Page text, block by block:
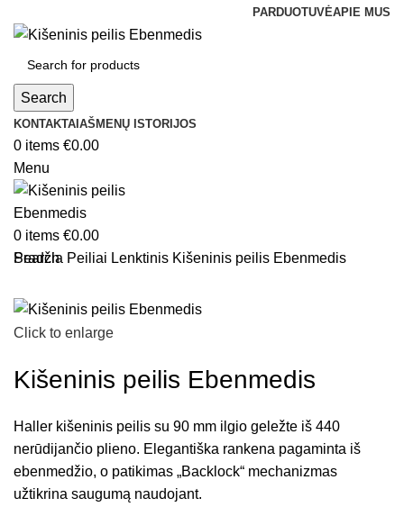
PARDUOTUVĖAPIE MUS
Search
KONTAKTAI AŠMENŲ ISTORIJOS
0 items €0.00
Menu
0 items €0.00
Search
Pradžia Peiliai Lenktinis Kišeninis peilis Ebenmedis
Click to enlarge
Kišeninis peilis Ebenmedis
Haller kišeninis peilis su 90 mm ilgio geležte iš 440
nerūdijančio plieno. Elegantiška rankena pagaminta iš
ebenmedžio, o patikimas „Backlock“ mechanizmas
užtikrina saugumą naudojant.